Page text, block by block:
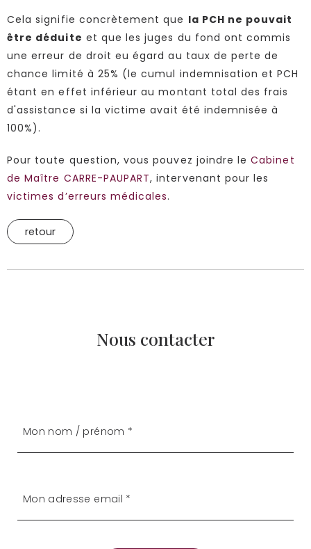
Cela signifie concrètement que la PCH ne pouvait
être déduite et que les juges du fond ont commis
une erreur de droit eu égard au taux de perte de
chance limité à 25% (le cumul indemnisation et PCH
étant en effet inférieur au montant total des frais
d'assistance si la victime avait été indemnisée à
100%).
Pour toute question, vous pouvez joindre leCabinet
de Maître CARRE-PAUPART, intervenant pour les
victimes d’erreurs médicales.
retour
Nous contacter